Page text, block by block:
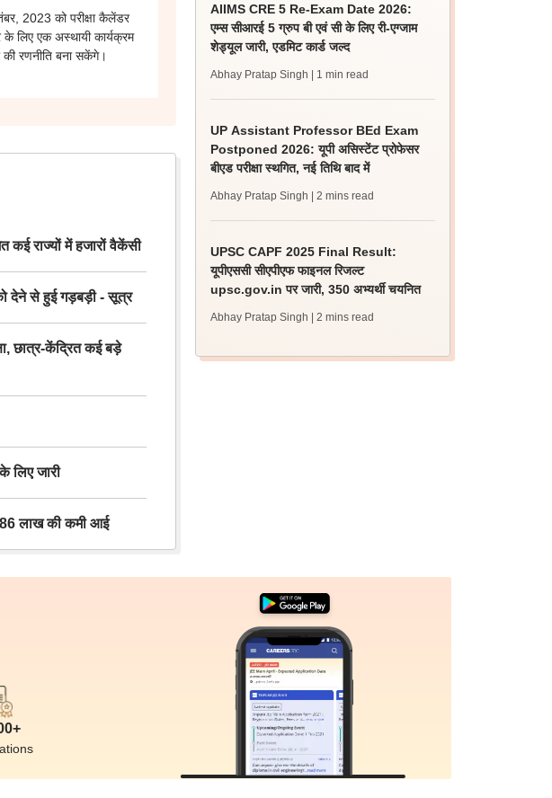
2023 को परीक्षा कैलेंडर
के लिए एक अस्थायी कार्यक्रम
की रणनीति बना सकेंगे।
राज्यों में हजारों वैकेंसी
देने से हुई गड़बड़ी - सूत्र
छात्र-केंद्रित कई बड़े
लिए जारी
लाख की कमी आई
AIIMS CRE 5 Re-Exam Date 2026:
एम्स सीआरई 5 ग्रुप बी एवं सी के लिए री-एग्जाम
शेड्यूल जारी, एडमिट कार्ड जल्द
Abhay Pratap Singh | 1 min read
UP Assistant Professor BEd Exam
Postponed 2026: यूपी असिस्टेंट प्रोफेसर
बीएड परीक्षा स्थगित, नई तिथि बाद में
Abhay Pratap Singh | 2 mins read
UPSC CAPF 2025 Final Result:
यूपीएससी सीएपीएफ फाइनल रिजल्ट
upsc.gov.in पर जारी, 350 अभ्यर्थी चयनित
Abhay Pratap Singh | 2 mins read